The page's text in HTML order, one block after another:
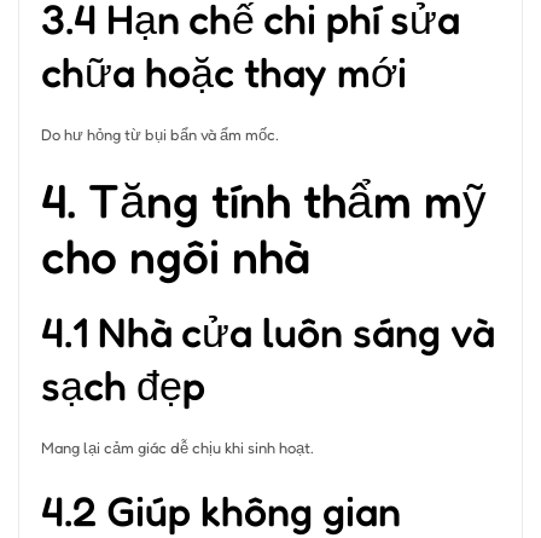
3.4 Hạn chế chi phí sửa
chữa hoặc thay mới
Do hư hỏng từ bụi bẩn và ẩm mốc.
4. Tăng tính thẩm mỹ
cho ngôi nhà
4.1 Nhà cửa luôn sáng và
sạch đẹp
Mang lại cảm giác dễ chịu khi sinh hoạt.
4.2 Giúp không gian